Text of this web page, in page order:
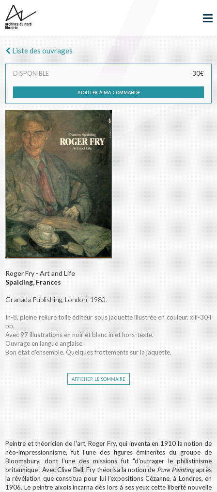
Liste des ouvrages
DISPONIBLE 30€
ajouter à ma commande
Roger Fry - Art and Life
Spalding, Frances
Granada Publishing, London, 1980.
In-8, pleine reliure toile éditeur sous jaquette illustrée en couleur, xiii-304
pp.
Avec 97 illustrations en noir et blanc in et hors-texte.
Ouvrage en langue anglaise.
Bon état d'ensemble. Quelques frottements sur la jaquette.
afficher le sommaire
Peintre et théoricien de l'art, Roger Fry, qui inventa en 1910 la notion de
néo-impressionnisme, fut l'une des figures éminentes du groupe de
Bloomsbury, dont l'une des missions fut "d'outrager le philistinisme
britannique". Avec Clive Bell, Fry théorisa la notion de Pure Paintingaprès
la révélation que constitua pour lui l'expositions Cézanne, à Londres, en
1906. Le peintre aixois incarna dès lors à ses yeux cette liberté nouvelle